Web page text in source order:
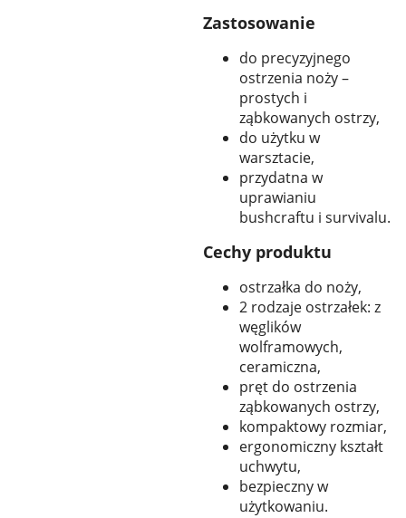
Zastosowanie
do precyzyjnego
ostrzenia noży –
prostych i
ząbkowanych ostrzy,
do użytku w
warsztacie,
przydatna w
uprawianiu
bushcraftu i survivalu.
Cechy produktu
ostrzałka do noży,
2 rodzaje ostrzałek: z
węglików
wolframowych,
ceramiczna,
pręt do ostrzenia
ząbkowanych ostrzy,
kompaktowy rozmiar,
ergonomiczny kształt
uchwytu,
bezpieczny w
użytkowaniu.